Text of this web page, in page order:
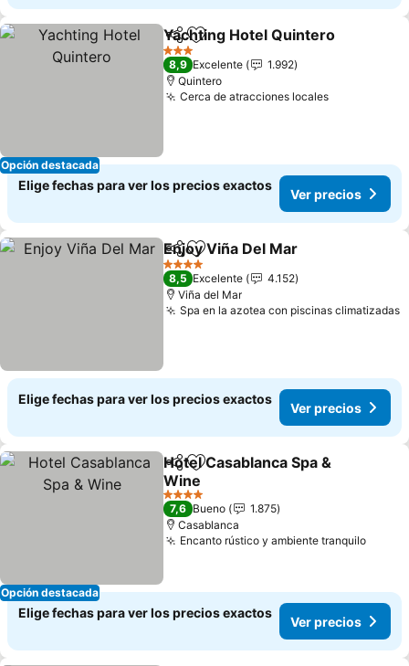
Opción destacada
CompartirAgregar a favoritos
Yachting Hotel Quintero
3 Estrellas
8,9 Excelente
1.992
Quintero
Cerca de atracciones localesVer precios
Elige fechas para ver los precios exactos
Ver precios
CompartirAgregar a favoritos
Enjoy Viña Del Mar
4 Estrellas
8,5 Excelente
4.152
Viña del Mar
Spa en la azotea con piscinas climatizadas
Elige fechas para ver los precios exactos
Ver precios
Opción destacada
CompartirAgregar a favoritos
Hotel Casablanca Spa &
Wine
Ver precios
4 Estrellas
7,6 Bueno
1.875
Casablanca
Encanto rústico y ambiente tranquiloVer
Elige fechas para ver los precios exactos
Ver precios